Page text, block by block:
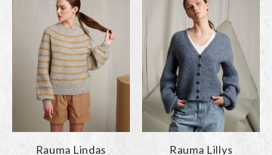
Rauma Lindas Rauma Lillys